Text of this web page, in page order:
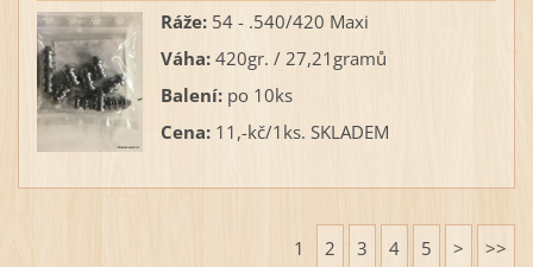
Ráže: 54 - .540/420 Maxi
Váha: 420gr. / 27,21gramů
Balení: po 10ks
Cena:11,-kč/1ks. SKLADEM
1 2 3 4 5 > >>